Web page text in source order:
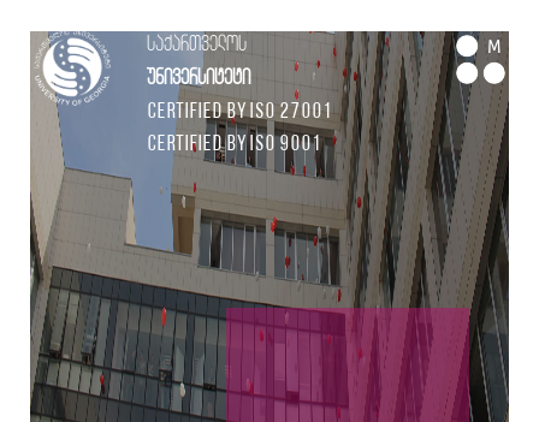
საქართველოს
უნივერსიტეტი
Certified by ISO 27001
Certified by ISO 9001
M